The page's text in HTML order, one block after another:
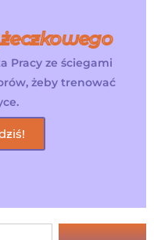
Pracy ze ściegami
żeby trenować